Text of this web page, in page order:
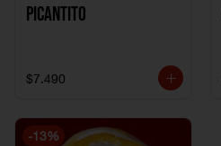
Picantito
$7.490
-13%